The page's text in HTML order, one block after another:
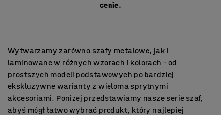
cenie.
Wytwarzamy zarówno szafy metalowe, jak i
laminowane w różnych wzorach i kolorach - od
prostszych modeli podstawowych po bardziej
ekskluzywne warianty z wieloma sprytnymi
akcesoriami. Poniżej przedstawiamy nasze serie szaf,
abyś mógł łatwo wybrać produkt, który najlepiej